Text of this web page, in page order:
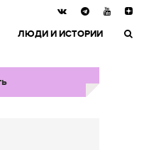
ЛЮДИ И ИСТОРИИ